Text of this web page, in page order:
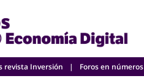
revista Inversión Foros en números